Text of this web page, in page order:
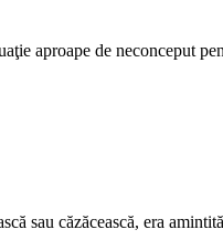
aproape de neconceput
sau căzăcească, era